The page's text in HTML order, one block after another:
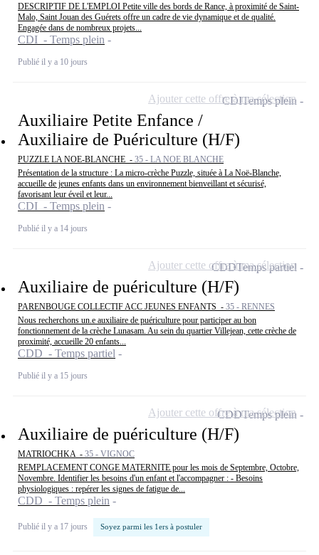
DESCRIPTIF DE L'EMPLOI Petite ville des bords de Rance, à proximité de Saint-
Malo, Saint Jouan des Guérets offre un cadre de vie dynamique et de qualité.
Engagée dans de nombreux projets...
CDI - Temps plein
Publié il y a 10 jours
Auxiliaire Petite Enfance /
Auxiliaire de Puériculture (H/F)
PUZZLE LA NOE-BLANCHE - 35 - LA NOE BLANCHE
Présentation de la structure : La micro-crèche Puzzle, située à La Noë-Blanche,
accueille de jeunes enfants dans un environnement bienveillant et sécurisé,
favorisant leur éveil et leur...
CDI - Temps plein
Publié il y a 14 jours
CDITemps plein
Ajouter cette offre à ma sélection
Auxiliaire de puériculture (H/F)
PARENBOUGE COLLECTIF ACC JEUNES ENFANTS - 35 - RENNES
Nous recherchons un.e auxiliaire de puériculture pour participer au bon
fonctionnement de la crèche Lunasam. Au sein du quartier Villejean, cette crèche de
proximité, accueille 20 enfants...
CDD - Temps partiel
Publié il y a 15 jours
CDDTemps partiel
Ajouter cette offre à ma sélection
Auxiliaire de puériculture (H/F)
MATRIOCHKA - 35 - VIGNOC
REMPLACEMENT CONGE MATERNITE pour les mois de Septembre, Octobre,
Novembre. Identifier les besoins d'un enfant et l'accompagner : - Besoins
physiologiques : repérer les signes de fatigue de...
CDD - Temps plein
Publié il y a 17 jours Soyez parmi les 1ers à postuler
CDDTemps plein
Ajouter cette offre à ma sélection